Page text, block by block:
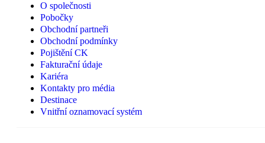
O společnosti
Pobočky
Obchodní partneři
Obchodní podmínky
Pojištění CK
Fakturační údaje
Kariéra
Kontakty pro média
Destinace
Vnitřní oznamovací systém